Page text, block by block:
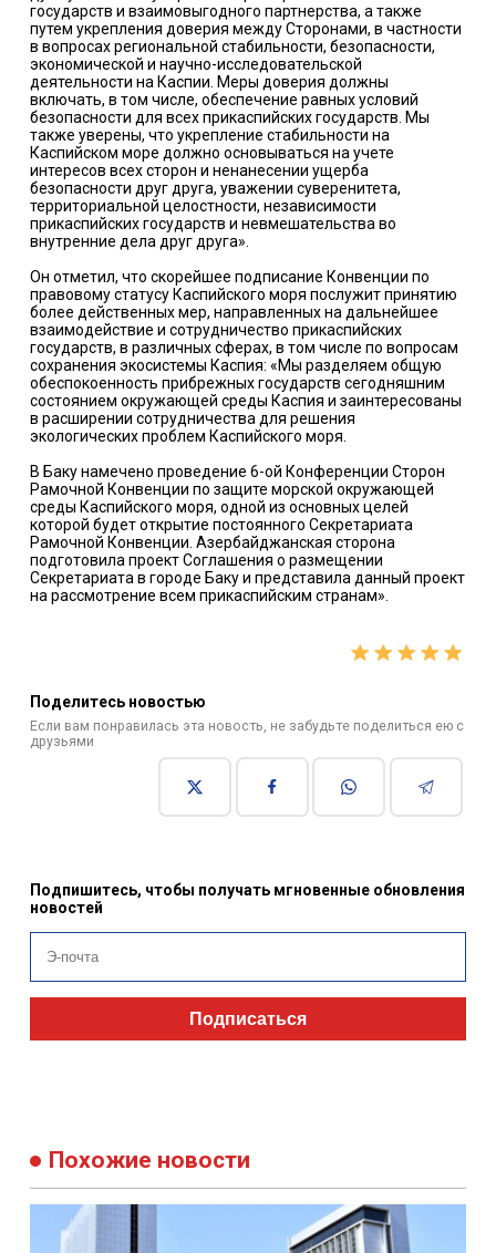
государств и взаимовыгодного партнерства, а также
путем укрепления доверия между Сторонами, в частности
в вопросах региональной стабильности, безопасности,
экономической и научно-исследовательской
деятельности на Каспии. Меры доверия должны
включать, в том числе, обеспечение равных условий
безопасности для всех прикаспийских государств. Мы
также уверены, что укрепление стабильности на
Каспийском море должно основываться на учете
интересов всех сторон и ненанесении ущерба
безопасности друг друга, уважении суверенитета,
территориальной целостности, независимости
прикаспийских государств и невмешательства во
внутренние дела друг друга».
Он отметил, что скорейшее подписание Конвенции по
правовому статусу Каспийского моря послужит принятию
более действенных мер, направленных на дальнейшее
взаимодействие и сотрудничество прикаспийских
государств, в различных сферах, в том числе по вопросам
сохранения экосистемы Каспия: «Мы разделяем общую
обеспокоенность прибрежных государств сегодняшним
состоянием окружающей среды Каспия и заинтересованы
в расширении сотрудничества для решения
экологических проблем Каспийского моря.
В Баку намечено проведение 6-ой Конференции Сторон
Рамочной Конвенции по защите морской окружающей
среды Каспийского моря, одной из основных целей
которой будет открытие постоянного Секретариата
Рамочной Конвенции. Азербайджанская сторона
подготовила проект Соглашения о размещении
Секретариата в городе Баку и представила данный проект
на рассмотрение всем прикаспийским странам».
Поделитесь новостью
Если вам понравилась эта новость, не забудьте поделиться ею с
друзьями
Подпишитесь, чтобы получать мгновенные обновления
новостей
Подписаться
Похожие новости